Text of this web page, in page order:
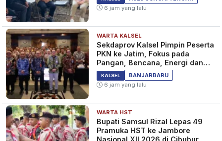
6 jam yang lalu
WARTA KALSEL
Sekdaprov Kalsel Pimpin Peserta
PKN ke Jatim, Fokus pada
Pangan, Bencana, Energi dan
Ekonomi
KALSEL
BANJARBARU
6 jam yang lalu
WARTA HST
Bupati Samsul Rizal Lepas 49
Pramuka HST ke Jambore